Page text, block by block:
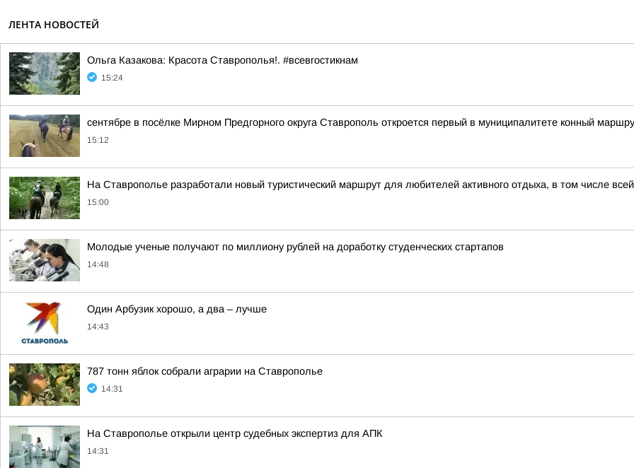
ЛЕНТА НОВОСТЕЙ
Ольга Казакова: Красота Ставрополья!. #всевгостикнам
15:24
сентябре в посёлке Мирном Предгорного округа Ставрополь откроется первый в муниципалитете конный
15:12
На Ставрополье разработали новый туристический маршрут для любителей активного отдыха, в том числе
15:00
Молодые ученые получают по миллиону рублей на доработку студенческих стартапов
14:48
Один Арбузик хорошо, а два – лучше
14:43
787 тонн яблок собрали аграрии на Ставрополье
14:31
На Ставрополье открыли центр судебных экспертиз для АПК
14:31